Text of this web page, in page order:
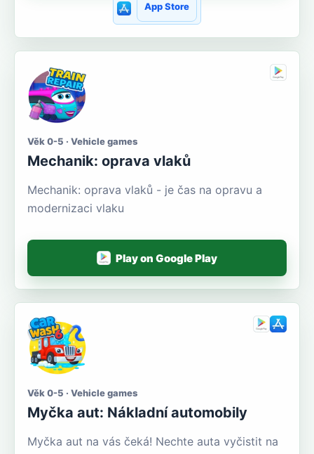
App Store
Věk 0-5 · Vehicle games
Mechanik: oprava vlaků
Mechanik: oprava vlaků - je čas na opravu a
modernizaci vlaku
Play on Google Play
Věk 0-5 · Vehicle games
Myčka aut: Nákladní automobily
Myčka aut na vás čeká! Nechte auta vyčistit na